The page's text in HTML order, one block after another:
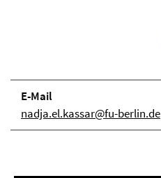
E-Mail
nadja.el.kassar@fu-berlin.de